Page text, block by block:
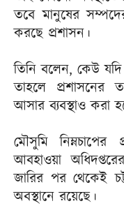
তবে মানুষের
করছে প্রশাসন।
তিনি বলেন, কেউ যদি
তাহলে প্রশাসনের
আসার ব্যবস্থাও করা
মৌসুমি নিম্নচাপের
আবহাওয়া
জারির পর থেকেই
অবস্থানে রয়েছে।